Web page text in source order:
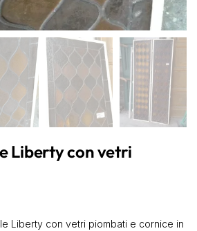
Liberty con vetri
Liberty con vetri piombati e cornice in